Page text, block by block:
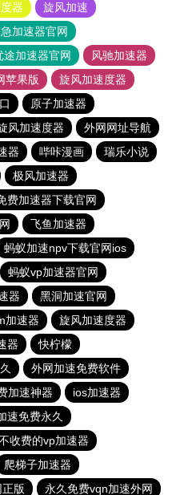
器
旋风加速
加速器官网
途加速器官网
风驰加速器
苹果版
旋风加速度器
原子加速器
风加速度器
外网网址导航
器 哔咔漫画
瑞乐小说
极风加速器
费加速器下载官网
飞鱼加速器
蚂蚁加速npv下载官网ios
蚂蚁vp加速器官网
器
黑洞加速官网
加速器
旋风加速度器
器
快柠檬
外网加速免费软件
加速神器
ios加速器
速免费永久
收费的vp加速器
爬梯子加速器
版 永久免费vqn加速外网